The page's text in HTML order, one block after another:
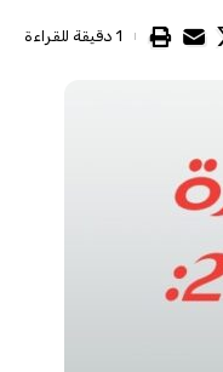
1 دقيقة للقراءة